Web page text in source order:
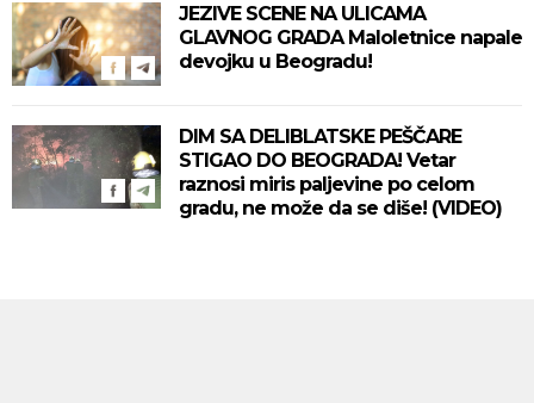
JEZIVE SCENE NA ULICAMA
GLAVNOG GRADA Maloletnice napale
devojku u Beogradu!
DIM SA DELIBLATSKE PEŠČARE
STIGAO DO BEOGRADA! Vetar
raznosi miris paljevine po celom
gradu, ne može da se diše! (VIDEO)